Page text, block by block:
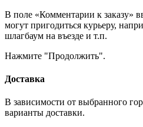
В поле «Комментарии к заказу»
могут пригодиться курьеру,
шлагбаум на въезде и т.п.
Нажмите "Продолжить".
Доставка
В зависимости от выбранного
варианты доставки.